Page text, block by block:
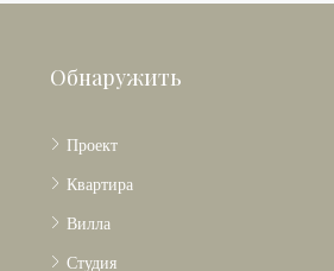
Обнаружить
Проект
Квартира
Вилла
Студия